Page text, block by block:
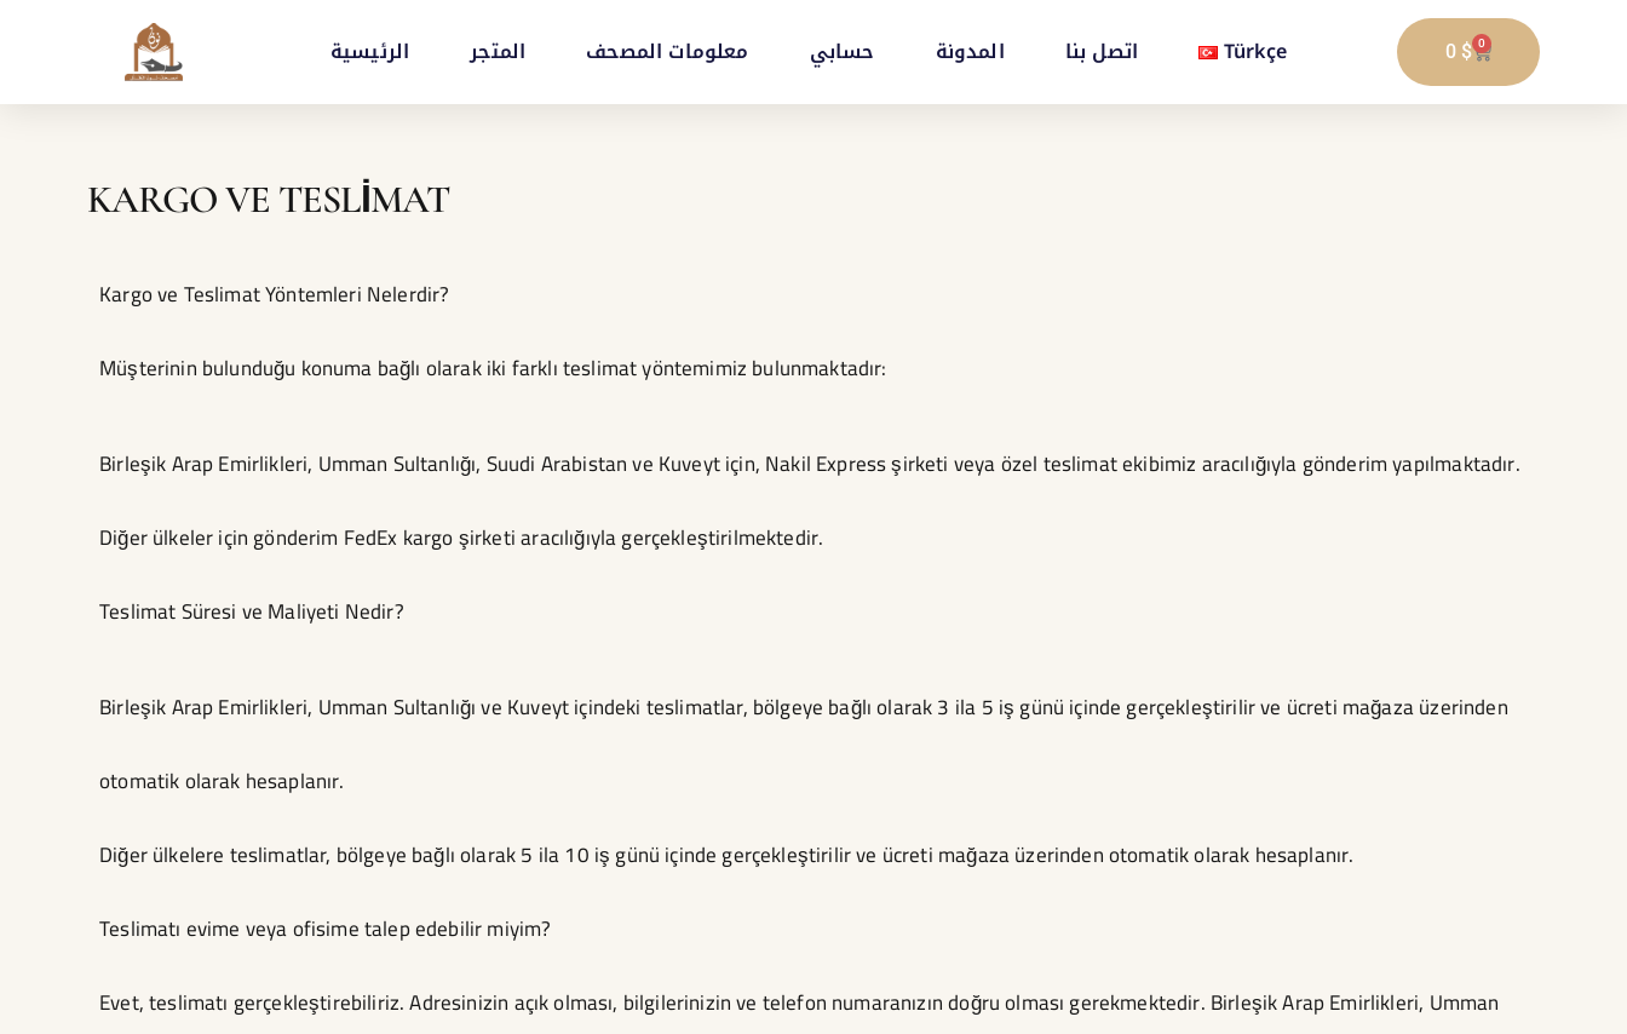
الرئيسية المتجر معلومات المصحف حسابي المدونة اتصل بنا Türkçe 0 $ 0
CART
KARGO VE TESLIMAT
Kargo ve Teslimat Yöntemleri Nelerdir?
Müşterinin bulunduğu konuma bağlı olarak iki farklı teslimat yöntemimiz bulunmaktadır:
Birleşik Arap Emirlikleri, Umman Sultanlığı, Suudi Arabistan ve Kuveyt için, Nakil Express şirketi veya özel teslimat ekibimiz aracılığıyla gönderim yapılmaktadır.
Diğer ülkeler için gönderim FedEx kargo şirketi aracılığıyla gerçekleştirilmektedir.
Teslimat Süresi ve Maliyeti Nedir?
Birleşik Arap Emirlikleri, Umman Sultanlığı ve Kuveyt içindeki teslimatlar, bölgeye bağlı olarak 3 ila 5 iş günü içinde gerçekleştirilir ve ücreti mağaza üzerinden
otomatik olarak hesaplanır.
Diğer ülkelere teslimatlar, bölgeye bağlı olarak 5 ila 10 iş günü içinde gerçekleştirilir ve ücreti mağaza üzerinden otomatik olarak hesaplanır.
Teslimatı evime veya ofisime talep edebilir miyim?
Evet, teslimatı gerçekleştirebiliriz. Adresinizin açık olması, bilgilerinizin ve telefon numaranızın doğru olması gerekmektedir. Birleşik Arap Emirlikleri, Umman